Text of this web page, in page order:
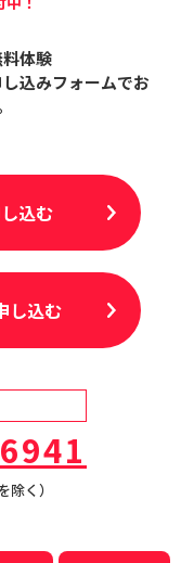
体験
込みフォームでお
込む
し込む
く）